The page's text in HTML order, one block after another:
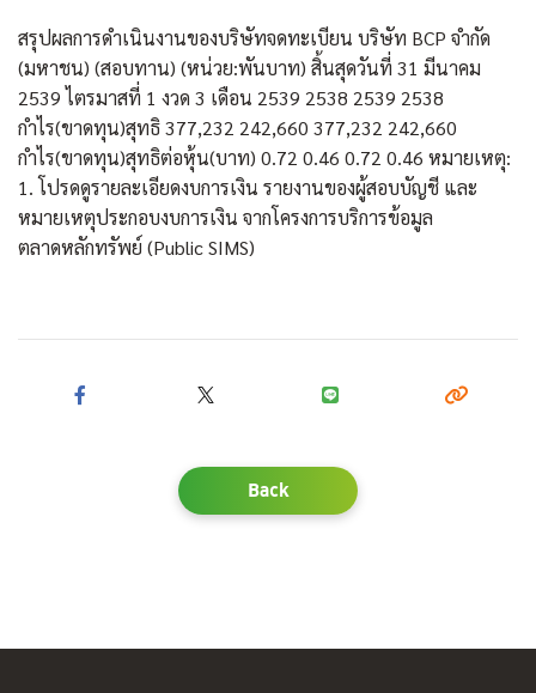
สรุปผลการดำเนินงานของบริษัทจดทะเบียน บริษัท BCP จำกัด
(มหาชน) (สอบทาน) (หน่วย:พันบาท) สิ้นสุดวันที่ 31 มีนาคม
2539 ไตรมาสที่ 1 งวด 3 เดือน 2539 2538 2539 2538
กำไร(ขาดทุน)สุทธิ 377,232 242,660 377,232 242,660
กำไร(ขาดทุน)สุทธิต่อหุ้น(บาท) 0.72 0.46 0.72 0.46 หมายเหตุ:
1. โปรดดูรายละเอียดงบการเงิน รายงานของผู้สอบบัญชี และ
หมายเหตุประกอบงบการเงิน จากโครงการบริการข้อมูล
ตลาดหลักทรัพย์ (Public SIMS)
Back